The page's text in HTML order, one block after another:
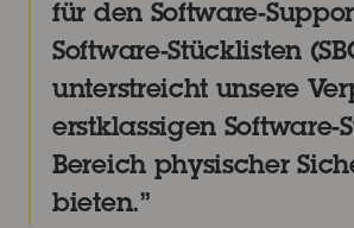
für den Software-
Software-Stücklisten
unterstreicht unsere
erstklassigen Software-
Bereich physischer
bieten.